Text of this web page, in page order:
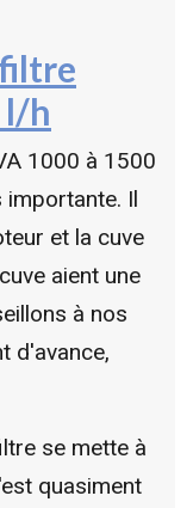
l/h
1000 à 1500
Il
et la cuve
aient une
à nos
d'avance,
se mette à
quasiment